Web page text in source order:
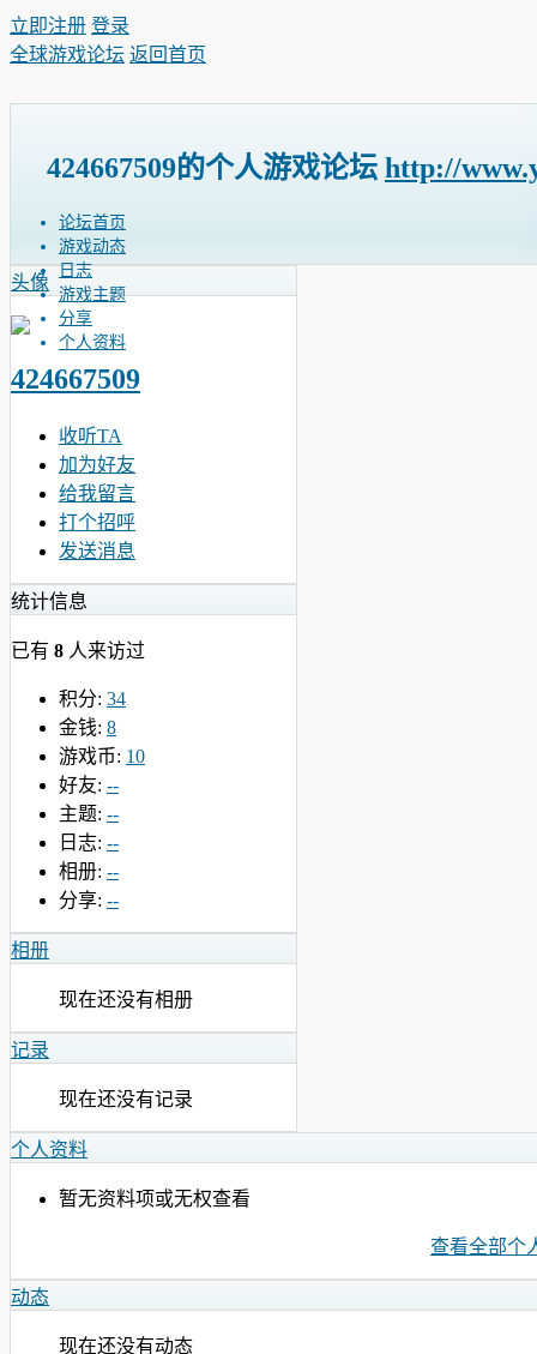
立即注册 登录
全球游戏论坛 返回首页
424667509的个人游戏论坛 http://
论坛首页
游戏动态
日志
游戏主题
分享
个人资料
头像
424667509
收听TA
加为好友
给我留言
打个招呼
发送消息
统计信息
已有 8 人来访过
积分: 34
金钱: 8
游戏币: 10
好友: --
主题: --
日志: --
相册: --
分享: --
相册
现在还没有相册
记录
现在还没有记录
个人资料
暂无资料项或无权查看
查看全部个
动态
现在还没有动态